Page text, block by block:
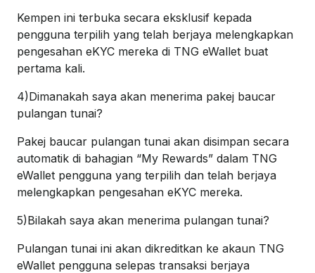
Kempen ini terbuka secara eksklusif kepada
pengguna terpilih yang telah berjaya melengkapkan
pengesahan eKYC mereka di TNG eWallet buat
pertama kali.
4)Dimanakah saya akan menerima pakej baucar
pulangan tunai?
Pakej baucar pulangan tunai akan disimpan secara
automatik di bahagian “My Rewards” dalam TNG
eWallet pengguna yang terpilih dan telah berjaya
melengkapkan pengesahan eKYC mereka.
5)Bilakah saya akan menerima pulangan tunai?
Pulangan tunai ini akan dikreditkan ke akaun TNG
eWallet pengguna selepas transaksi berjaya